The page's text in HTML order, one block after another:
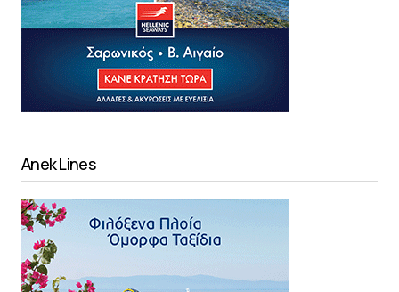
Anek Lines